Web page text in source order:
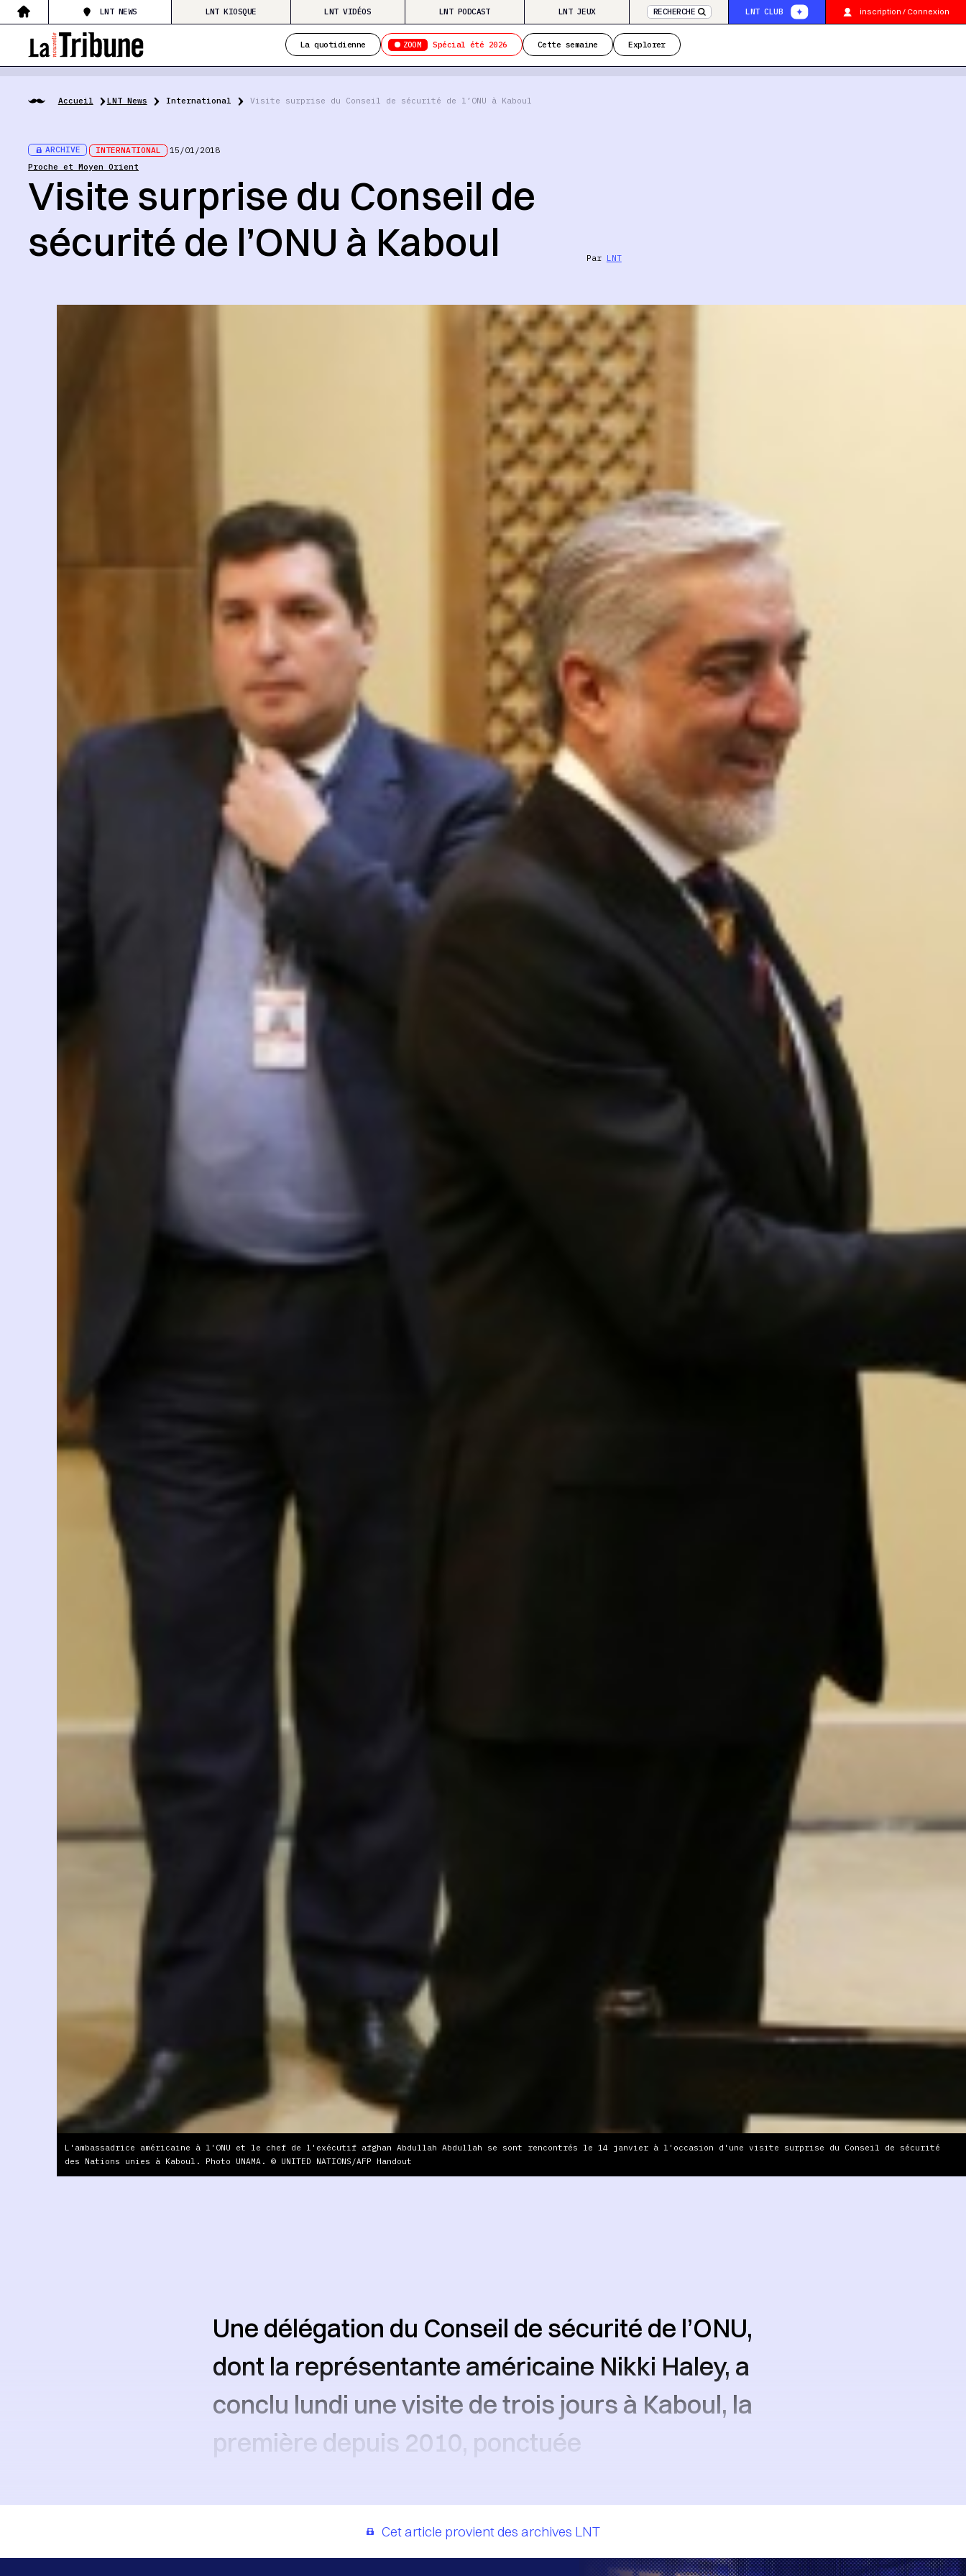
LNT NEWS LNT KIOSQUE LNT VIDÉOS LNT PODCAST LNT JEUX RECHERCHE LNT CLUB inscription / Connexion
La quotidienne ZOOM Spécial été 2026 Cette semaine Explorer
Accueil LNT News International Visite surprise du Conseil de sécurité de l’ONU à Kaboul
ARCHIVE INTERNATIONAL
15/01/2018
Proche et Moyen Orient
Visite surprise du Conseil de
sécurité de l’ONU à Kaboul
Par LNT
L'ambassadrice américaine à l'ONU et le chef de l'exécutif afghan Abdullah Abdullah se sont rencontrés le 14 janvier à l'occasion d'une visite surprise du Conseil de sécurité
des Nations unies à Kaboul. Photo UNAMA. © UNITED NATIONS/AFP Handout
Une délégation du Conseil de sécurité de l’ONU,
dont la représentante américaine Nikki Haley, a
conclu lundi une visite de trois jours à Kaboul, la
première depuis 2010, ponctuée
Cet article provient des archives LNT